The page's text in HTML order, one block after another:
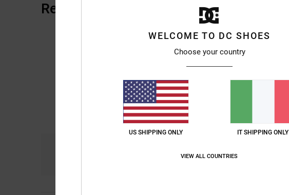
Recensioni dei clienti
WELCOME TO DC SHOES
Choose your country
US SHIPPING ONLY IT SHIPPING ONLY
VIEW ALL COUNTRIES